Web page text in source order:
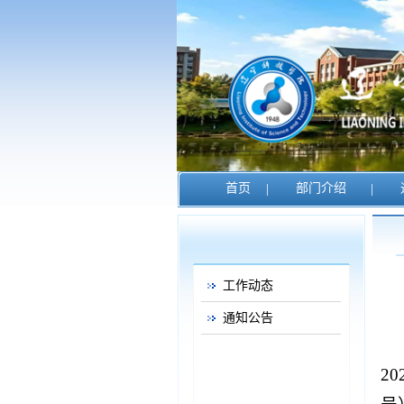
首页 | 部门介绍 |
工作动态
通知公告